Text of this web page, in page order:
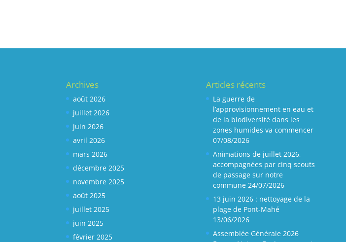
Archives
août 2026
juillet 2026
juin 2026
avril 2026
mars 2026
décembre 2025
novembre 2025
août 2025
juillet 2025
juin 2025
février 2025
Articles récents
La guerre de
l’approvisionnement en eau et
de la biodiversité dans les
zones humides va commencer
07/08/2026
Animations de juillet 2026,
accompagnées par cinq scouts
de passage sur notre
commune 24/07/2026
13 juin 2026 : nettoyage de la
plage de Pont-Mahé
13/06/2026
Assemblée Générale 2026